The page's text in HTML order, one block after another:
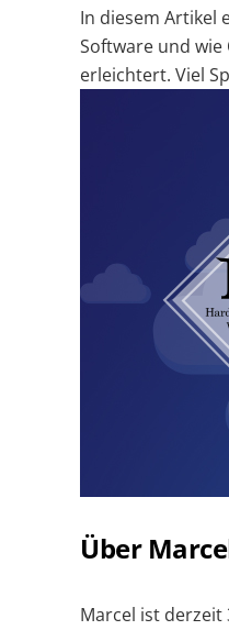
In diesem Artikel
Software und wie
erleichtert. Viel
Über
Marcel ist derzeit